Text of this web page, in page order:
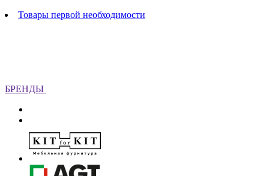
Товары первой необходимости
БРЕНДЫ